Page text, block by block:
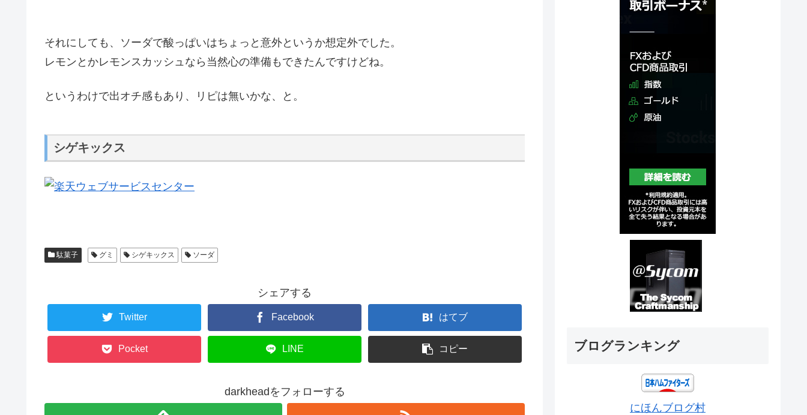
それにしても、ソーダで酸っぱいはちょっと意外というか想定外でした。
レモンとかレモンスカッシュなら当然心の準備もできたんですけどね。
というわけで出オチ感もあり、リピは無いかな、と。
シゲキックス
駄菓子 グミ シゲキックス ソーダ
シェアする
Twitter Facebook はてブ
Pocket LINE コピー
darkheadをフォローする
ブログランキング
にほんブログ村